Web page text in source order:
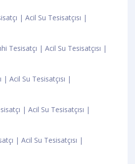
| Acil Su Tesisatçısı |
Tesisatçı | Acil Su Tesisatçısı |
| Acil Su Tesisatçısı |
| Acil Su Tesisatçısı |
| Acil Su Tesisatçısı |